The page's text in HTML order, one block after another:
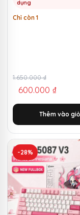
dụng
Chỉ còn 1
1.650.000₫
Giá
gốc
là:
1.650.000 ₫.
600.000 ₫
Giá
hiện
tại
là:
600.000 ₫.
Thêm vào giỏ
-28%